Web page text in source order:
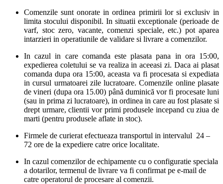
Comenzile sunt onorate in ordinea primirii lor si exclusiv in
limita stocului disponibil. In situatii exceptionale (perioade de
varf, stoc zero, vacante, comenzi speciale, etc.) pot aparea
intarzieri in operatiunile de validare si livrare a comenzilor.
In cazul in care comanda este plasata pana in ora 15:00,
expedierea coletului se va realiza in aceeasi zi. Daca ai plasat
comanda dupa ora 15:00, aceasta va fi procesata si expediata
in cursul urmatoarei zile lucratoare. Comenzile online plasate
de vineri (dupa ora 15.00) până duminică vor fi procesate luni
(sau in prima zi lucratoare), in ordinea in care au fost plasate si
drept urmare, clientii vor primi produsele incepand cu ziua de
marti (pentru produsele aflate in stoc).
Firmele de curierat efectueaza transportul in intervalul 24 –
72 ore de la expediere catre orice localitate.
In cazul comenzilor de echipamente cu o configuratie speciala
a dotarilor, termenul de livrare va fi confirmat pe e-mail de
catre operatorul de procesare al comenzii.